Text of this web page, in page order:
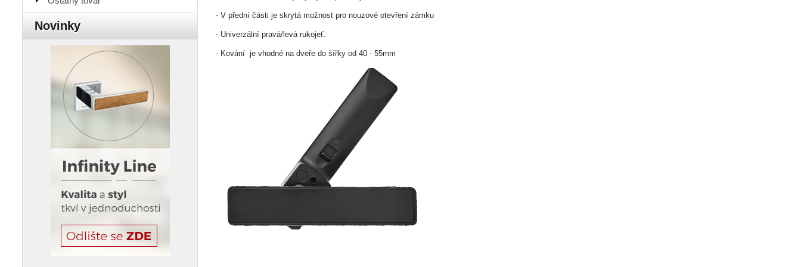
Novinky
- V přední části je skrytá možnost pro nouzové otevření zámku
- Univerzální pravá/levá rukojeť.
- Kování je vhodné na dveře do šířky od 40 - 55mm